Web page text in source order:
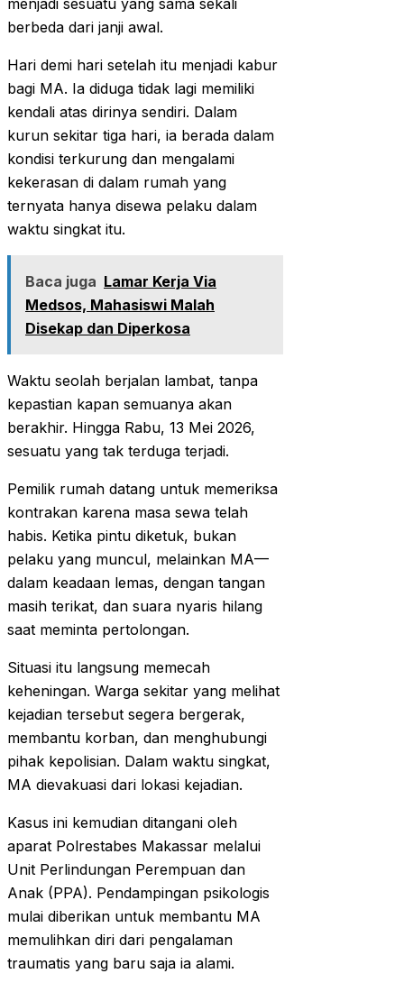
menjadi sesuatu yang sama sekali
berbeda dari janji awal.
Hari demi hari setelah itu menjadi kabur
bagi MA. Ia diduga tidak lagi memiliki
kendali atas dirinya sendiri. Dalam
kurun sekitar tiga hari, ia berada dalam
kondisi terkurung dan mengalami
kekerasan di dalam rumah yang
ternyata hanya disewa pelaku dalam
waktu singkat itu.
Baca juga Lamar Kerja Via
Medsos, Mahasiswi Malah
Disekap dan Diperkosa
Waktu seolah berjalan lambat, tanpa
kepastian kapan semuanya akan
berakhir. Hingga Rabu, 13 Mei 2026,
sesuatu yang tak terduga terjadi.
Pemilik rumah datang untuk memeriksa
kontrakan karena masa sewa telah
habis. Ketika pintu diketuk, bukan
pelaku yang muncul, melainkan MA—
dalam keadaan lemas, dengan tangan
masih terikat, dan suara nyaris hilang
saat meminta pertolongan.
Situasi itu langsung memecah
keheningan. Warga sekitar yang melihat
kejadian tersebut segera bergerak,
membantu korban, dan menghubungi
pihak kepolisian. Dalam waktu singkat,
MA dievakuasi dari lokasi kejadian.
Kasus ini kemudian ditangani oleh
aparat Polrestabes Makassar melalui
Unit Perlindungan Perempuan dan
Anak (PPA). Pendampingan psikologis
mulai diberikan untuk membantu MA
memulihkan diri dari pengalaman
traumatis yang baru saja ia alami.